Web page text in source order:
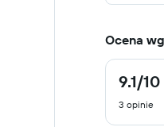
Ocena
9.1/10
9.1
10
3 opinie